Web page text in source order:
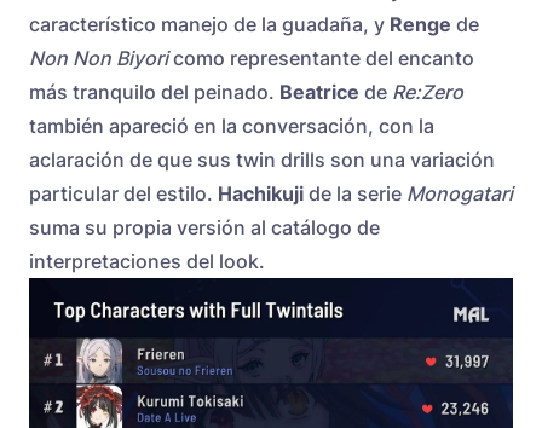
característico manejo de la guadaña, y Renge de
Non Non Biyoricomo representante del encanto
más tranquilo del peinado. Beatrice de Re:Zero
también apareció en la conversación, con la
aclaración de que sus twin drills son una variación
particular del estilo. Hachikuji de la serie Monogatari
suma su propia versión al catálogo de
interpretaciones del look.